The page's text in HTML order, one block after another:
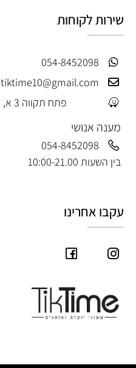
שירות לקוחות
054-8452098
tiktime10@gmail.com
פתח תקווה 3 א, ירושלים.
מענה אנושי
054-8452098
בין השעות 10:00-21.00
עקבו אחרינו